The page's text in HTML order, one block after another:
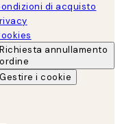
di acquisto
Richiesta annullamento
ordine
Gestire i cookie